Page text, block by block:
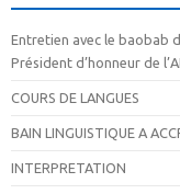
Entretien avec le baobab
Président d’honneur de
COURS DE LANGUES
BAIN LINGUISTIQUE A
INTERPRETATION